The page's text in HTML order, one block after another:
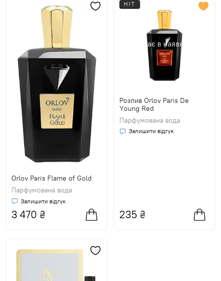
Orlov Paris Flame of Gold
Парфумована вода
Залишити відгук
3 470 ₴
HIT
Немає в наявності
Розпив Orlov Paris De
Young Red
Парфумована вода
Залишити відгук
235 ₴